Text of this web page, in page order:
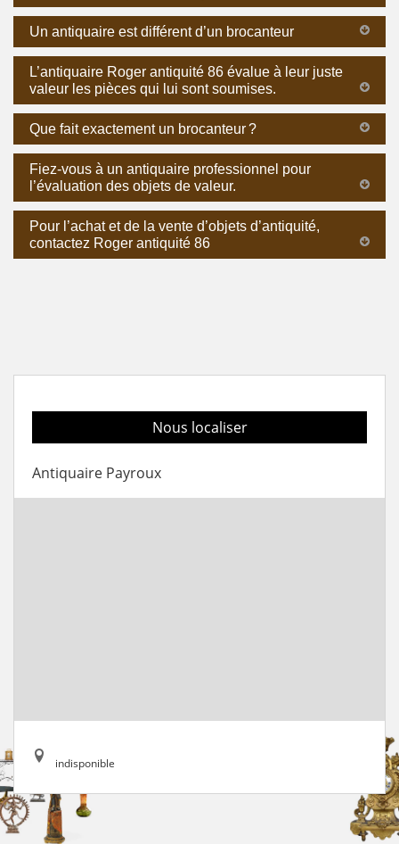
Un antiquaire est différent d’un brocanteur
L’antiquaire Roger antiquité 86 évalue à leur juste
valeur les pièces qui lui sont soumises.
Que fait exactement un brocanteur ?
Fiez-vous à un antiquaire professionnel pour
l’évaluation des objets de valeur.
Pour l’achat et de la vente d’objets d’antiquité,
contactez Roger antiquité 86
Nous localiser
Antiquaire Payroux
indisponible